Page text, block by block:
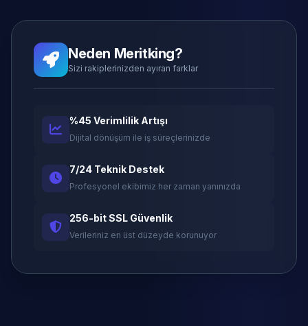
Neden Meritking?
Sizi rakiplerinizden ayıran farklar
%45 Verimlilik Artışı
Dijital dönüşüm ile iş süreçlerinizde
7/24 Teknik Destek
Profesyonel ekibimiz her zaman yanınızda
256-bit SSL Güvenlik
Verileriniz en üst düzeyde korunuyor